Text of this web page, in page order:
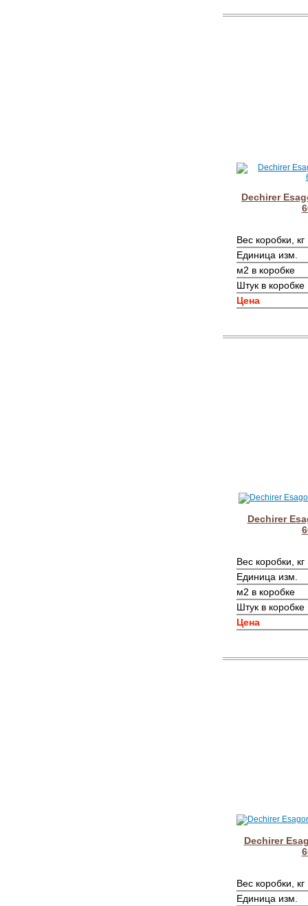
Dechirer
Вес коробки, кг
Единица изм.
м2 в коробке
Штук в коробке
Цена
Dechirer
Вес коробки, кг
Единица изм.
м2 в коробке
Штук в коробке
Цена
Dechirer
Вес коробки, кг
Единица изм.